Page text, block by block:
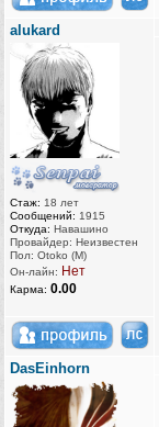
alukard
Стаж: 18 лет
Сообщений: 1915
Откуда: Навашино
Провайдер: Неизвестен
Пол: Otoko (M)
Он-лайн: Нет
Карма: 0.00
DasEinhorn